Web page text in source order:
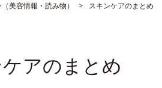
美容情報・読み物） スキンケアのまとめ
アのまとめ